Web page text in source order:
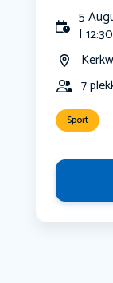
5
| 12:30
7
Sport